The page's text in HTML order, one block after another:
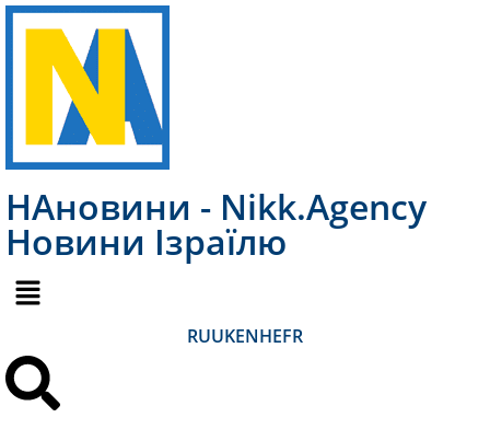
НАновини - Nikk.Agency
Новини Ізраїлю
RUUKENHEFR